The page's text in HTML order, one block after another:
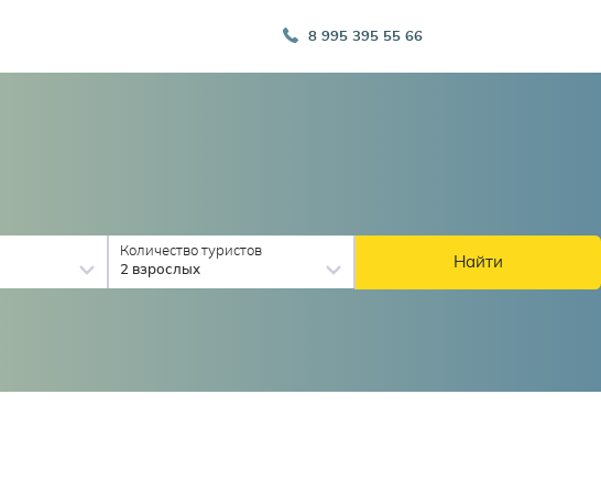
8 995 395 55 66
Количество туристов
2 взрослых
Найти